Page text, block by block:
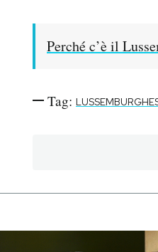
Perché c’è il
Tag: